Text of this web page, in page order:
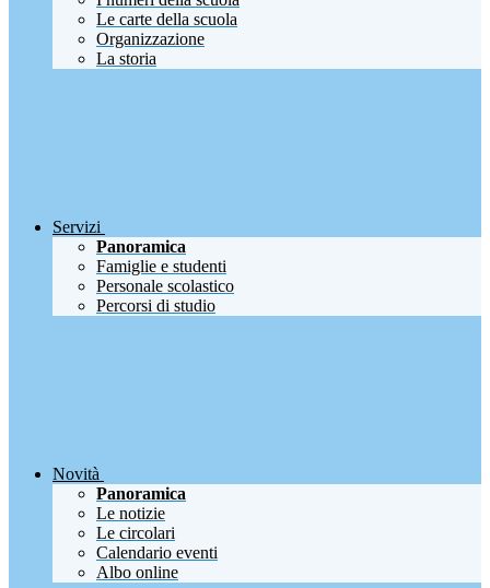
Le carte della scuola
Organizzazione
La storia
Servizi
Panoramica
Famiglie e studenti
Personale scolastico
Percorsi di studio
Novità
Panoramica
Le notizie
Le circolari
Calendario eventi
Albo online